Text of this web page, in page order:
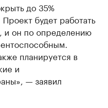
до 35%
будет работать
и он по определению
планируется в
и
— заявил